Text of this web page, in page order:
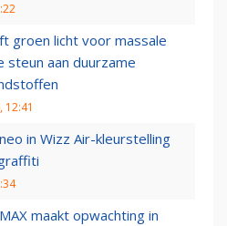
groen licht voor massale
steun aan duurzame
12:41
in Wizz Air-kleurstelling
maakt opwachting in